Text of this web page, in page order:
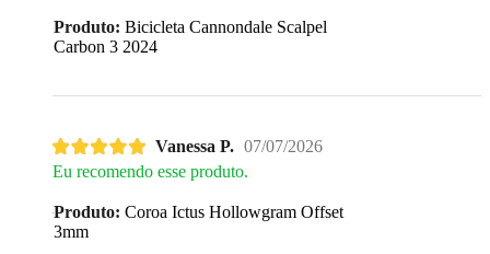
Produto: Bicicleta Cannondale Scalpel
Carbon 3 2024
Vanessa P. 07/07/2026
Eu recomendo esse produto.
Produto: Coroa Ictus Hollowgram Offset
3mm